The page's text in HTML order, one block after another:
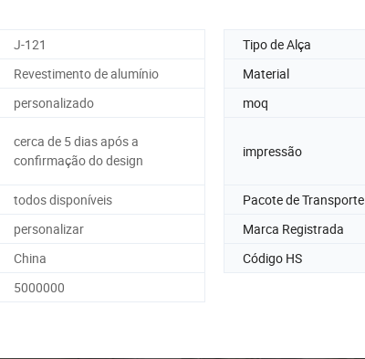
J-121 Tipo de Alça
Revestimento de alumínio Material
personalizado moq
cerca de 5 dias após a
confirmação do design
impressão
todos disponíveis Pacote de Transporte
personalizar Marca Registrada
China Código HS
5000000